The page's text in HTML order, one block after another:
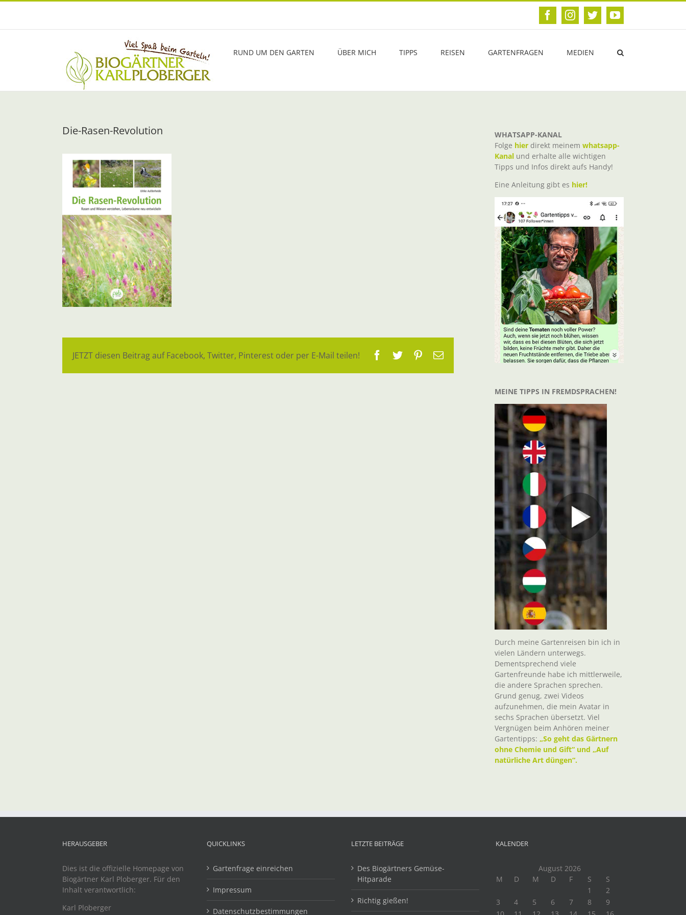
Zum
FacebookInstagram
TwitterYouTube
RUND UM DEN GARTEN ÜBER MICH TIPPS REISEN GARTENFRAGEN MEDIEN
Die-Rasen-Revolution
JETZT diesen Beitrag auf Facebook, Twitter, Pinterest oder per E-Mail teilen! Facebook
TwitterPinterest
E-
WHATSAPP-KANAL
Folge hier direkt meinem whatsapp-
Kanal und erhalte alle wichtigen
Tipps und Infos direkt aufs Handy!
Eine Anleitung gibt es hier!
MEINE TIPPS IN FREMDSPRACHEN!
Durch meine Gartenreisen bin ich in
vielen Ländern unterwegs.
Dementsprechend viele
Gartenfreunde habe ich mittlerweile,
die andere Sprachen sprechen.
Grund genug, zwei Videos
aufzunehmen, die mein Avatar in
sechs Sprachen übersetzt. Viel
Vergnügen beim Anhören meiner
Gartentipps: „So geht das Gärtnern
ohne Chemie und Gift“ und „Auf
natürliche Art düngen“.
HERAUSGEBER
Dies ist die offizielle Homepage von
Biogärtner Karl Ploberger. Für den
Inhalt verantwortlich:
Karl Ploberger
QUICKLINKS
Gartenfrage einreichen
Impressum
Datenschutzbestimmungen
LETZTE BEITRÄGE
Des Biogärtners Gemüse-
Hitparade
Richtig gießen!
KALENDER
August 2026
M
D M D F S
S
1
2
3
4 5 6 7 8
9